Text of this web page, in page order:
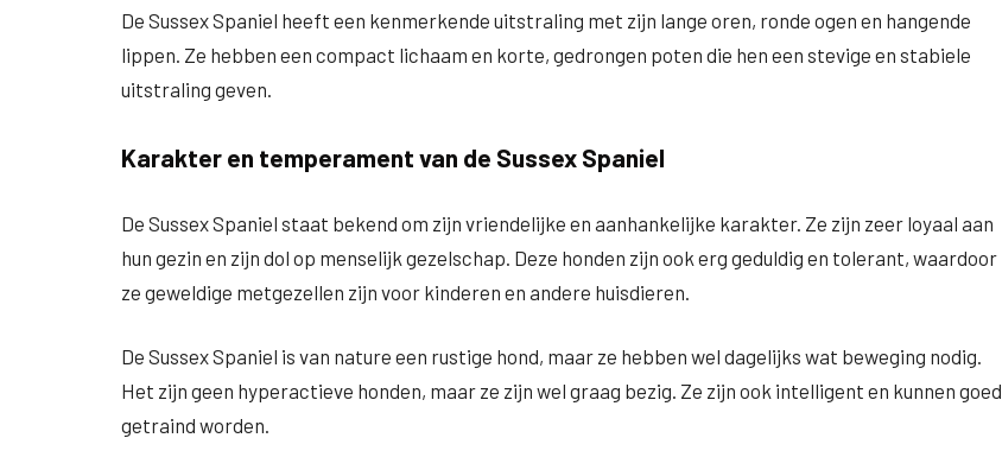
De Sussex Spaniel heeft een kenmerkende uitstraling met zijn lange oren, ronde ogen en hangende
lippen. Ze hebben een compact lichaam en korte, gedrongen poten die hen een stevige en stabiele
uitstraling geven.
Karakter en temperament van de Sussex Spaniel
De Sussex Spaniel staat bekend om zijn vriendelijke en aanhankelijke karakter. Ze zijn zeer loyaal aan
hun gezin en zijn dol op menselijk gezelschap. Deze honden zijn ook erg geduldig en tolerant, waardoor
ze geweldige metgezellen zijn voor kinderen en andere huisdieren.
De Sussex Spaniel is van nature een rustige hond, maar ze hebben wel dagelijks wat beweging nodig.
Het zijn geen hyperactieve honden, maar ze zijn wel graag bezig. Ze zijn ook intelligent en kunnen goed
getraind worden.